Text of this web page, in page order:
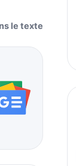
le texte